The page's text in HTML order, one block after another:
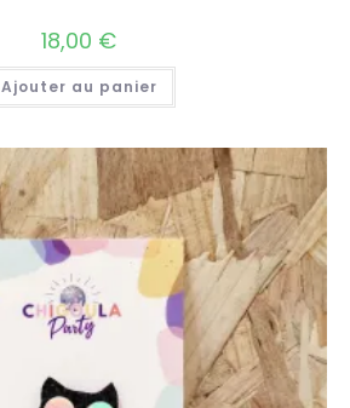
18,00 €
Ajouter au panier